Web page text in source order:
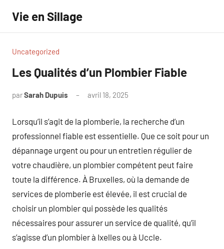
contenu
Vie en Sillage
Uncategorized
Les Qualités d’un Plombier Fiable
parSarah Dupuis avril 18, 2025
Lorsqu’il s’agit de la plomberie, la recherche d’un
professionnel fiable est essentielle. Que ce soit pour un
dépannage urgent ou pour un entretien régulier de
votre chaudière, un plombier compétent peut faire
toute la différence. À Bruxelles, où la demande de
services de plomberie est élevée, il est crucial de
choisir un plombier qui possède les qualités
nécessaires pour assurer un service de qualité, qu’il
s’agisse d’un plombier à Ixelles ou à Uccle.